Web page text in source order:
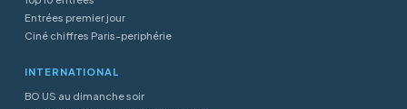
Entrées premier jour
Ciné chiffres Paris-periphérie
INTERNATIONAL
BO US au dimanche soir